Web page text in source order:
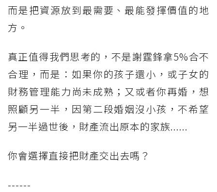
而是把資源放到最需要、最能發揮價值的地
方。
真正值得我們思考的，不是謝霆鋒拿5%合不
合理，而是：如果你的孩子還小，或子女的
財務管理能力尚未成熟；又或者你再婚，想
照顧另一半，因第二段婚姻沒小孩，不希望
另一半過世後，財產流出原本的家族......
你會選擇直接把財產交出去嗎？
------